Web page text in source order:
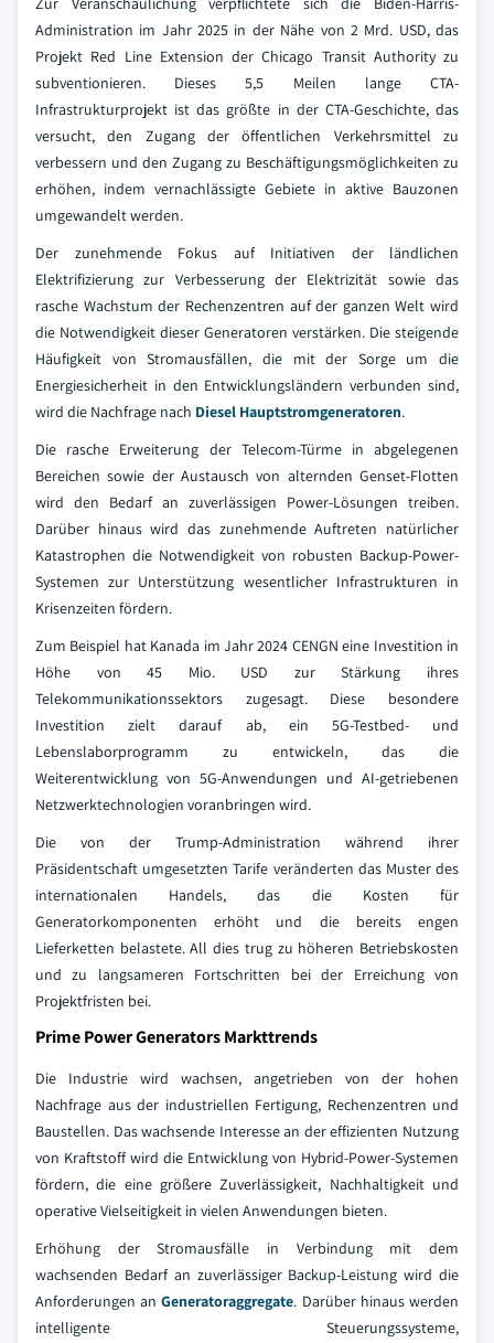
Administration im Jahr 2025 in der Nähe von 2 Mrd. USD, das
Projekt Red Line Extension der Chicago Transit Authority zu
subventionieren. Dieses 5,5 Meilen lange CTA-
Infrastrukturprojekt ist das größte in der CTA-Geschichte, das
versucht, den Zugang der öffentlichen Verkehrsmittel zu
verbessern und den Zugang zu Beschäftigungsmöglichkeiten zu
erhöhen, indem vernachlässigte Gebiete in aktive Bauzonen
umgewandelt werden.
Der zunehmende Fokus auf Initiativen der ländlichen
Elektrifizierung zur Verbesserung der Elektrizität sowie das
rasche Wachstum der Rechenzentren auf der ganzen Welt wird
die Notwendigkeit dieser Generatoren verstärken. Die steigende
Häufigkeit von Stromausfällen, die mit der Sorge um die
Energiesicherheit in den Entwicklungsländern verbunden sind,
wird die Nachfrage nach Diesel Hauptstromgeneratoren.
Die rasche Erweiterung der Telecom-Türme in abgelegenen
Bereichen sowie der Austausch von alternden Genset-Flotten
wird den Bedarf an zuverlässigen Power-Lösungen treiben.
Darüber hinaus wird das zunehmende Auftreten natürlicher
Katastrophen die Notwendigkeit von robusten Backup-Power-
Systemen zur Unterstützung wesentlicher Infrastrukturen in
Krisenzeiten fördern.
Zum Beispiel hat Kanada im Jahr 2024 CENGN eine Investition in
Höhe von 45 Mio. USD zur Stärkung ihres
Telekommunikationssektors zugesagt. Diese besondere
Investition zielt darauf ab, ein 5G-Testbed- und
Lebenslaborprogramm zu entwickeln, das die
Weiterentwicklung von 5G-Anwendungen und AI-getriebenen
Netzwerktechnologien voranbringen wird.
Die von der Trump-Administration während ihrer
Präsidentschaft umgesetzten Tarife veränderten das Muster des
internationalen Handels, das die Kosten für
Generatorkomponenten erhöht und die bereits engen
Lieferketten belastete. All dies trug zu höheren Betriebskosten
und zu langsameren Fortschritten bei der Erreichung von
Projektfristen bei.
Prime Power Generators Markttrends
Die Industrie wird wachsen, angetrieben von der hohen
Nachfrage aus der industriellen Fertigung, Rechenzentren und
Baustellen. Das wachsende Interesse an der effizienten Nutzung
von Kraftstoff wird die Entwicklung von Hybrid-Power-Systemen
fördern, die eine größere Zuverlässigkeit, Nachhaltigkeit und
operative Vielseitigkeit in vielen Anwendungen bieten.
Erhöhung der Stromausfälle in Verbindung mit dem
wachsenden Bedarf an zuverlässiger Backup-Leistung wird die
Anforderungen anGeneratoraggregate. Darüber hinaus werden
intelligente Steuerungssysteme,